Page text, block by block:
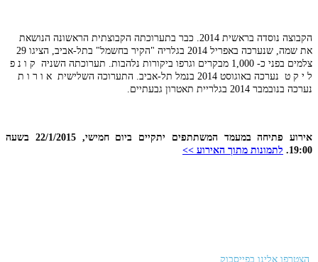
הקבוצה נוסדה בראשית 2014. כבר בתערוכתה הקבוצתית הראשונה הנושאת
את שמה, שנערכה באפריל 2014 בגלריה "הקיר בחשמל" בתל-אביב, הציגו 29
צלמים בפני כ- 1,000 מבקרים וגרפו ביקורות נלהבות. תערוכתה השניה ק ו נ פ
ל י ק ט נערכה באוגוסט 2014 בנמל תל-אביב. התערוכה השלישית א ו ר ו ת
נערכה בנובמבר 2014 בגלריית תאטרון גבעתיים.
אירוע פתיחה במעמד המשתתפים יתקיים ביום חמישי, 22/1/2015 בשעה
19:00.
לתמונות מתוך האירוע >>
הצטרפו אלינו בפייסבוק